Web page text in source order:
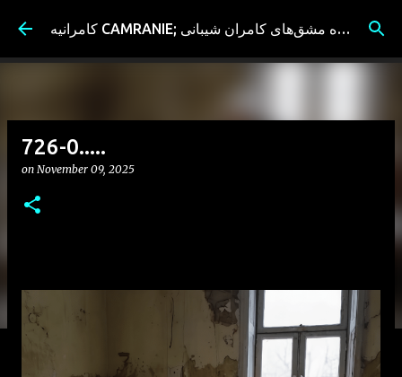
Skip to main content کامرانیه CAMRANIE; سیاه مشق‌های کامران شیبانی
726-0.....
on November 09, 2025